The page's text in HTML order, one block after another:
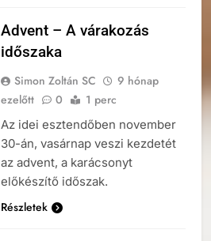
Advent – A várakozás
időszaka
Simon Zoltán SC
9 hónap
ezelőtt
0 1 perc
Az idei esztendőben november
30-án, vasárnap veszi kezdetét
az advent, a karácsonyt
előkészítő időszak.
Részletek